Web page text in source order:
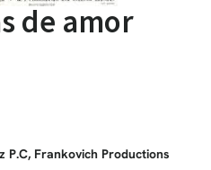
de amor
P.C, Frankovich Productions